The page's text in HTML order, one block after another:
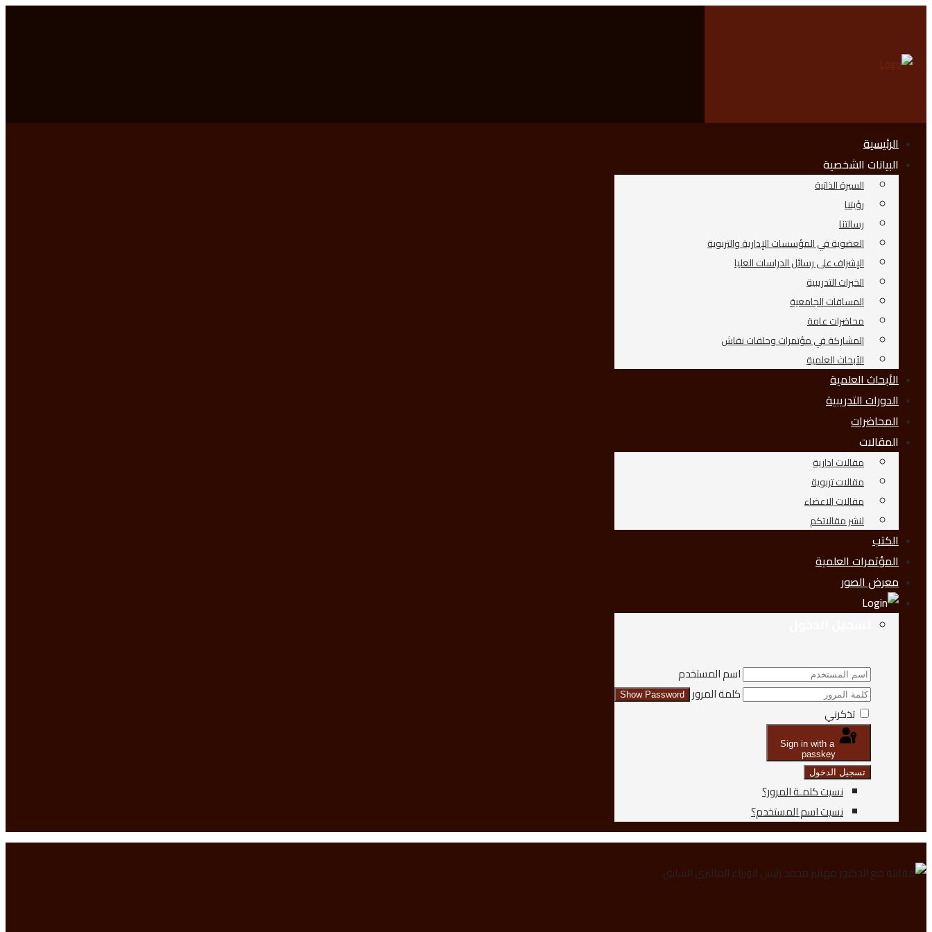
الرئيسية
البيانات الشخصية
السيرة الذاتية
رؤيتنا
رسالتنا
العضوية في المؤسسات الإدارية والتربوية
الإشراف على رسائل الدراسات العليا
الخبرات التدريبية
المساقات الجامعية
محاضرات عامة
المشاركة في مؤتمرات وحلقات نقاش
الأبحاث العلمية
الأبحاث العلمية
الدورات التدريبية
المحاضرات
المقالات
مقالات ادارية
مقالات تربوية
مقالات الاعضاء
لنشر مقالاتكم
الكتب
المؤتمرات العلمية
معرض الصور
اسم المستخدم
كلمة المرور
Show Password
تذكرني
Sign in with a
passkey
تسجيل الدخول
نسيت كلمـة المرور؟
نسيت اسم المستخدم؟